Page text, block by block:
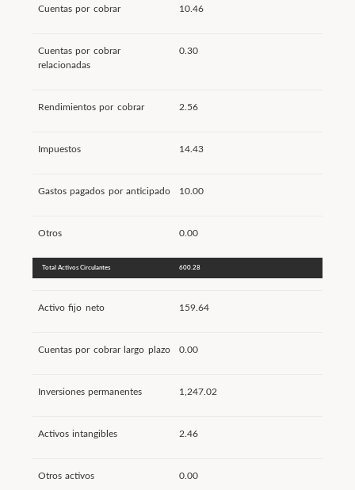
Cuentas por cobrar 10.46
Cuentas por cobrar
relacionadas
0.30
Rendimientos por cobrar 2.56
Impuestos 14.43
Gastos pagados por anticipado 10.00
Otros 0.00
Total Activos Circulantes 600.28
Activo fijo neto 159.64
Cuentas por cobrar largo plazo 0.00
Inversiones permanentes 1,247.02
Activos intangibles 2.46
Otros activos 0.00